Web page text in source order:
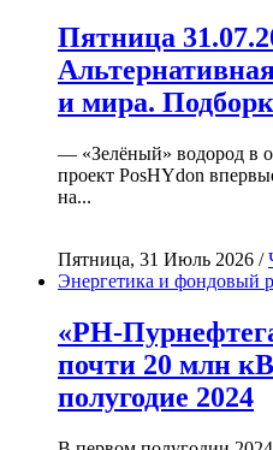
Пятница
и мира.
— «Зелёный» водород в
проект PosHYdon
на...
Пятница, 31 Июль 2026 /
Энергетика и фондовый
«РН-
почти 20 млн
полугодие 2024